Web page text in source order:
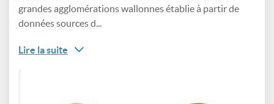
grandes agglomérations wallonnes établie à partir de
données sources d...
Lire la suite